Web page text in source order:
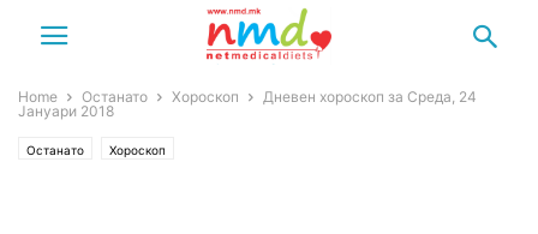
Home Останато Хороскоп
Дневен хороскоп за Среда, 24
Јануари 2018
Останато Хороскоп